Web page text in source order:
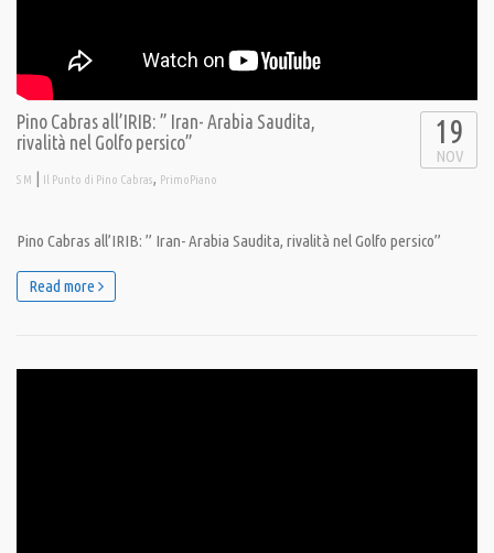
Pino Cabras all’IRIB: ” Iran- Arabia Saudita,
rivalità nel Golfo persico”
S M | Il Punto di Pino Cabras, PrimoPiano
19
NOV
Pino Cabras all’IRIB: ” Iran- Arabia Saudita, rivalità nel Golfo persico”
Read more